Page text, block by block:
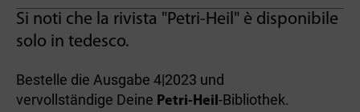
Si noti che la rivista "Petri-Heil" è disponibile
solo in tedesco.
Bestelle die Ausgabe 4|2023 und
vervollständige Deine Petri-Heil-Bibliothek.